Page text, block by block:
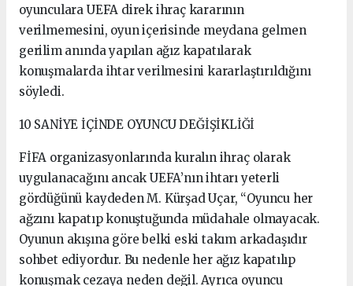
oyunculara UEFA direk ihraç kararının
verilmemesini, oyun içerisinde meydana gelmen
gerilim anında yapılan ağız kapatılarak
konuşmalarda ihtar verilmesini kararlaştırıldığını
söyledi.
10 SANİYE İÇİNDE OYUNCU DEĞİŞİKLİĞİ
FİFA organizasyonlarında kuralın ihraç olarak
uygulanacağını ancak UEFA’nın ihtarı yeterli
gördüğünü kaydeden M. Kürşad Uçar, “Oyuncu her
ağzını kapatıp konuştuğunda müdahale olmayacak.
Oyunun akışına göre belki eski takım arkadaşıdır
sohbet ediyordur. Bu nedenle her ağız kapatılıp
konuşmak cezaya neden değil. Ayrıca oyuncu